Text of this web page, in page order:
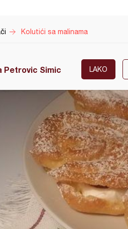
Kolutići sa malinama
Petrovic Simic LAKO